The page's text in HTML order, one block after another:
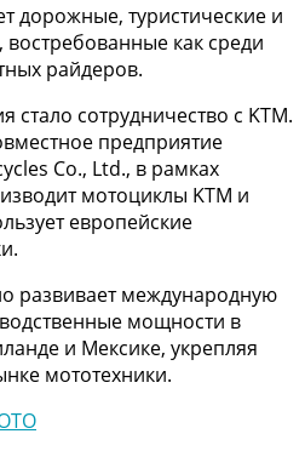
дорожные, туристические и
как среди
райдеров.
сотрудничество с KTM.
предприятие
Co., Ltd., в рамках
мотоциклы KTM и
европейские
развивает международную
мощности в
и Мексике, укрепляя
мототехники.